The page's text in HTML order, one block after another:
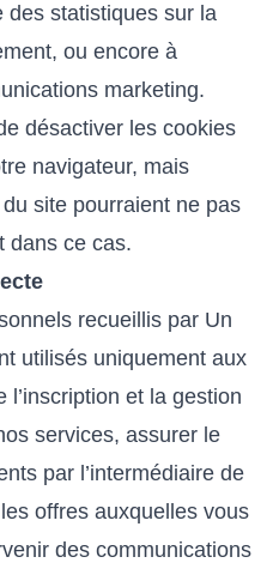
des statistiques sur la
ou encore à
marketing.
désactiver les cookies
navigateur, mais
site pourraient ne pas
dans ce cas.
recueillis par Un
utilisés uniquement aux
et la gestion
services, assurer le
par l’intermédiaire de
offres auxquelles vous
des communications